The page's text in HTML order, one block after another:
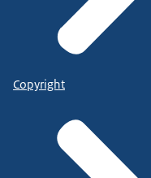
Copyright